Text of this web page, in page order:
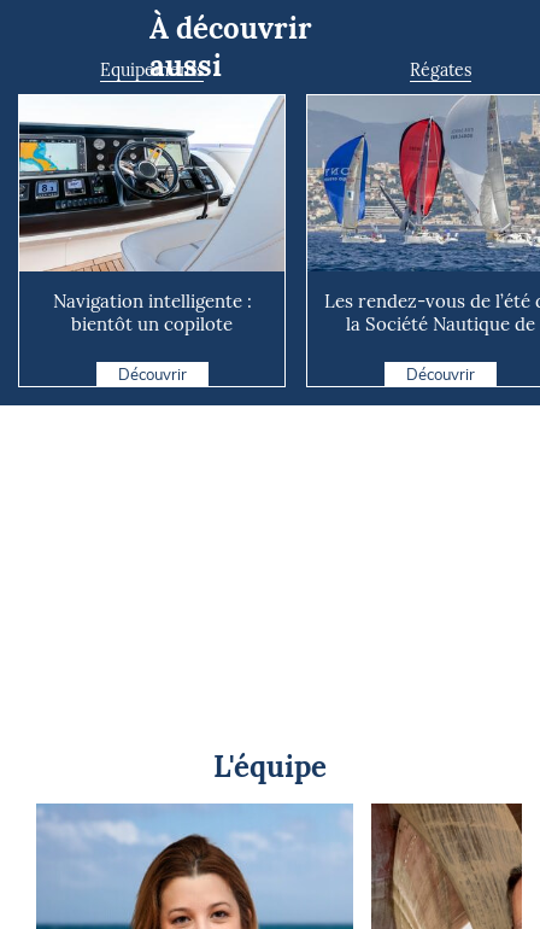
À découvrir
aussi
Equipements
Navigation intelligente :
bientôt un copilote
Découvrir
Régates
Les rendez-vous de l’été
la Société Nautique de
Découvrir
L'équipe